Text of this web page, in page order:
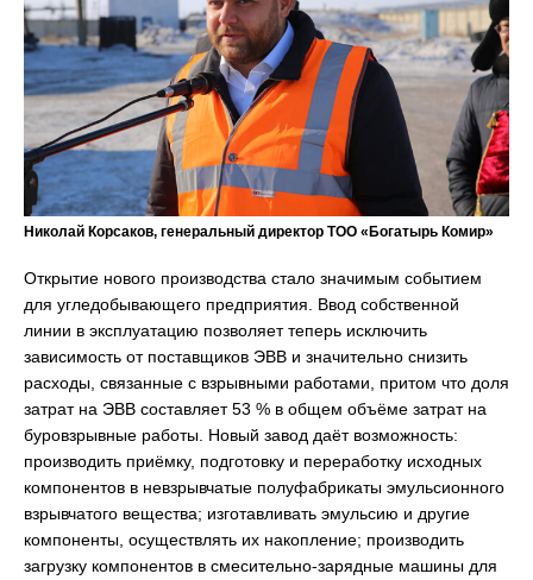
Николай Корсаков, генеральный директор ТОО «Богатырь Комир»
Открытие нового производства стало значимым событием
для угледобывающего предприятия. Ввод собственной
линии в эксплуатацию позволяет теперь исключить
зависимость от поставщиков ЭВВ и значительно снизить
расходы, связанные с взрывными работами, притом что доля
затрат на ЭВВ составляет 53 % в общем объёме затрат на
буровзрывные работы. Новый завод даёт возможность:
производить приёмку, подготовку и переработку исходных
компонентов в невзрывчатые полуфабрикаты эмульсионного
взрывчатого вещества; изготавливать эмульсию и другие
компоненты, осуществлять их накопление; производить
загрузку компонентов в смесительно-зарядные машины для